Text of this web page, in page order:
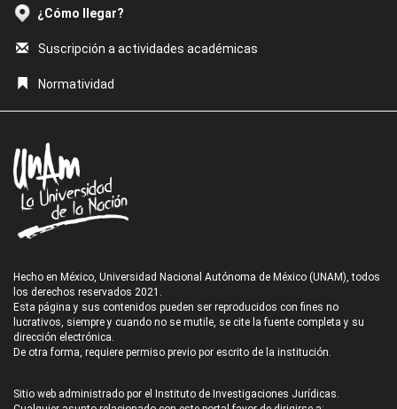
¿Cómo llegar?
Suscripción a actividades académicas
Normatividad
Hecho en México, Universidad Nacional Autónoma de México (UNAM), todos
los derechos reservados 2021.
Esta página y sus contenidos pueden ser reproducidos con fines no
lucrativos, siempre y cuando no se mutile, se cite la fuente completa y su
dirección electrónica.
De otra forma, requiere permiso previo por escrito de la institución.
Sitio web administrado por el Instituto de Investigaciones Jurídicas.